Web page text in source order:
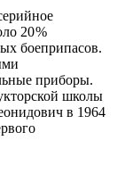
20 %
боеприпасов.
приборы.
школы
в 1964